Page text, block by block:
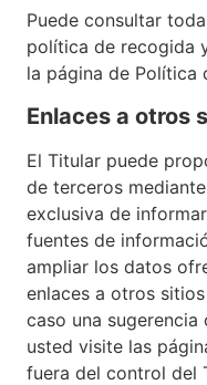
Puede consultar
política de recogida
la página de Política
Enlaces a otros
El Titular puede
de terceros
exclusiva de
fuentes de
ampliar los datos
enlaces a otros
caso una
usted visite las
fuera del control del